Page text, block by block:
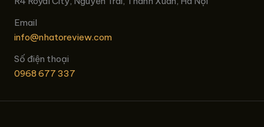
Email
info@nhatoreview.com
Số điện thoại
0968 677 337